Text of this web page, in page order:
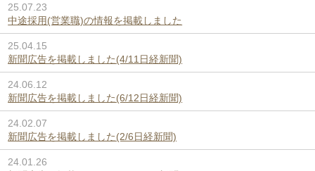
25.07.23
中途採用(営業職)の情報を掲載しました
25.04.15
新聞広告を掲載しました(4/11日経新聞)
24.06.12
新聞広告を掲載しました(6/12日経新聞)
24.02.07
新聞広告を掲載しました(2/6日経新聞)
24.01.26